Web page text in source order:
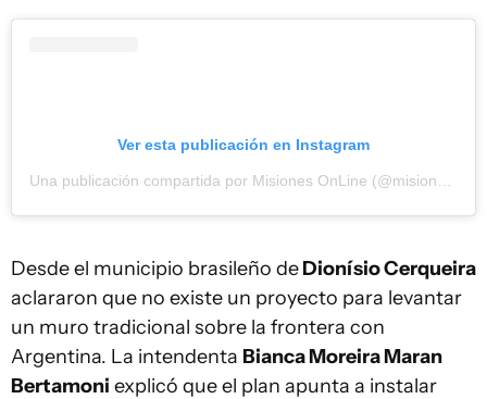
Ver esta publicación en Instagram
Desde el municipio brasileño deDionísio Cerqueira
aclararon que no existe un proyecto para levantar
un muro tradicional sobre la frontera con
Argentina. La intendenta Bianca Moreira Maran
Bertamoni explicó que el plan apunta a instalar